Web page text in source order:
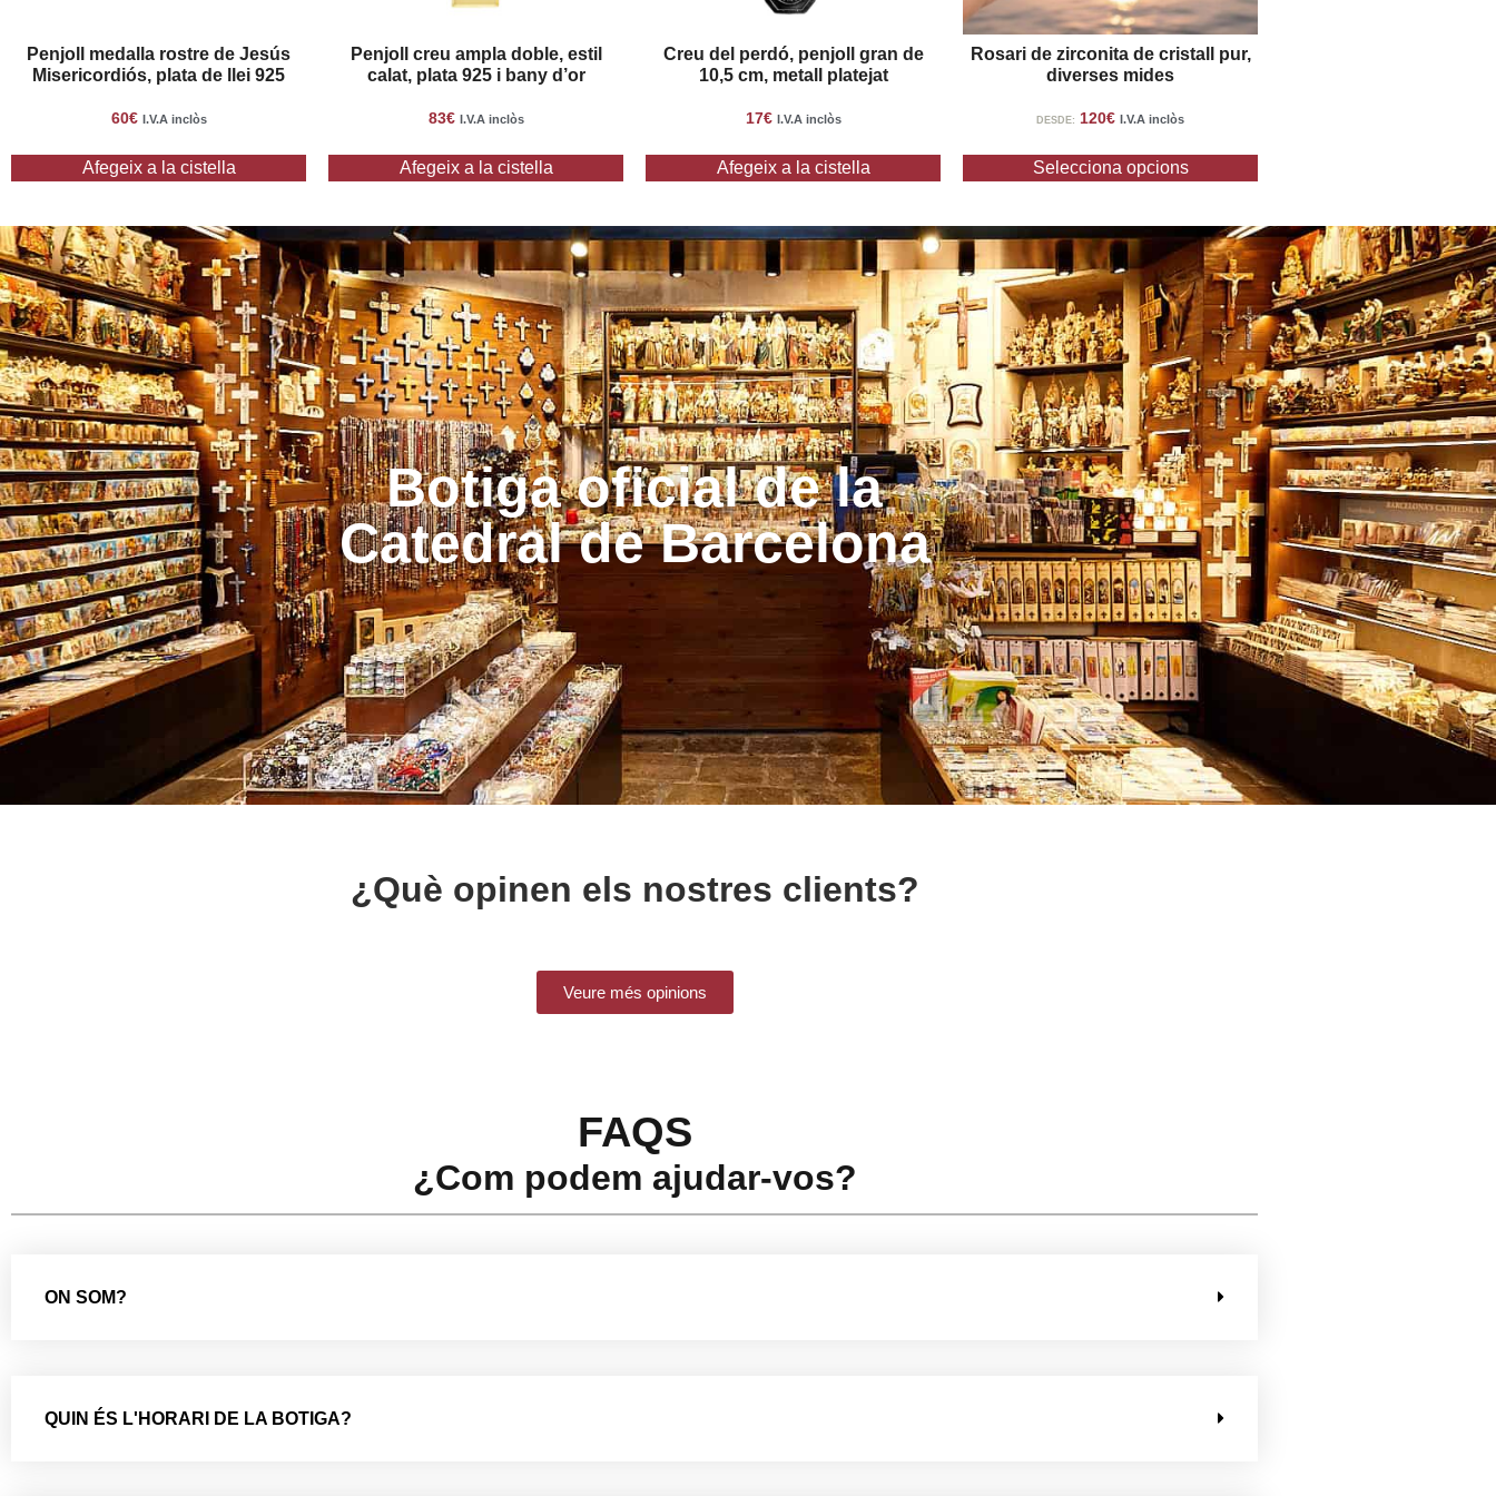
Penjoll medalla rostre de Jesús
Misericordiós, plata de llei 925
60€ I.V.A inclòs
Afegeix a la cistella
Penjoll creu ampla doble, estil
calat, plata 925 i bany d’or
83€ I.V.A inclòs
Afegeix a la cistella
Creu del perdó, penjoll gran de
10,5 cm, metall platejat
17€ I.V.A inclòs
Afegeix a la cistella
Rosari de zirconita de cristall pur,
diverses mides
DESDE: 120€ I.V.A inclòs
Selecciona opcions
Botiga oficial de la
Catedral de Barcelona
¿Què opinen els nostres clients?
Veure més opinions
FAQS
¿Com podem ajudar-vos?
ON SOM?
QUIN ÉS L'HORARI DE LA BOTIGA?